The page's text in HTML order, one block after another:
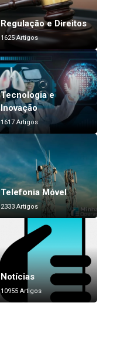
Regulação e Direitos
1625 Artigos
Tecnologia e
Inovação
1617 Artigos
Telefonia Móvel
2333 Artigos
Notícias
10955 Artigos